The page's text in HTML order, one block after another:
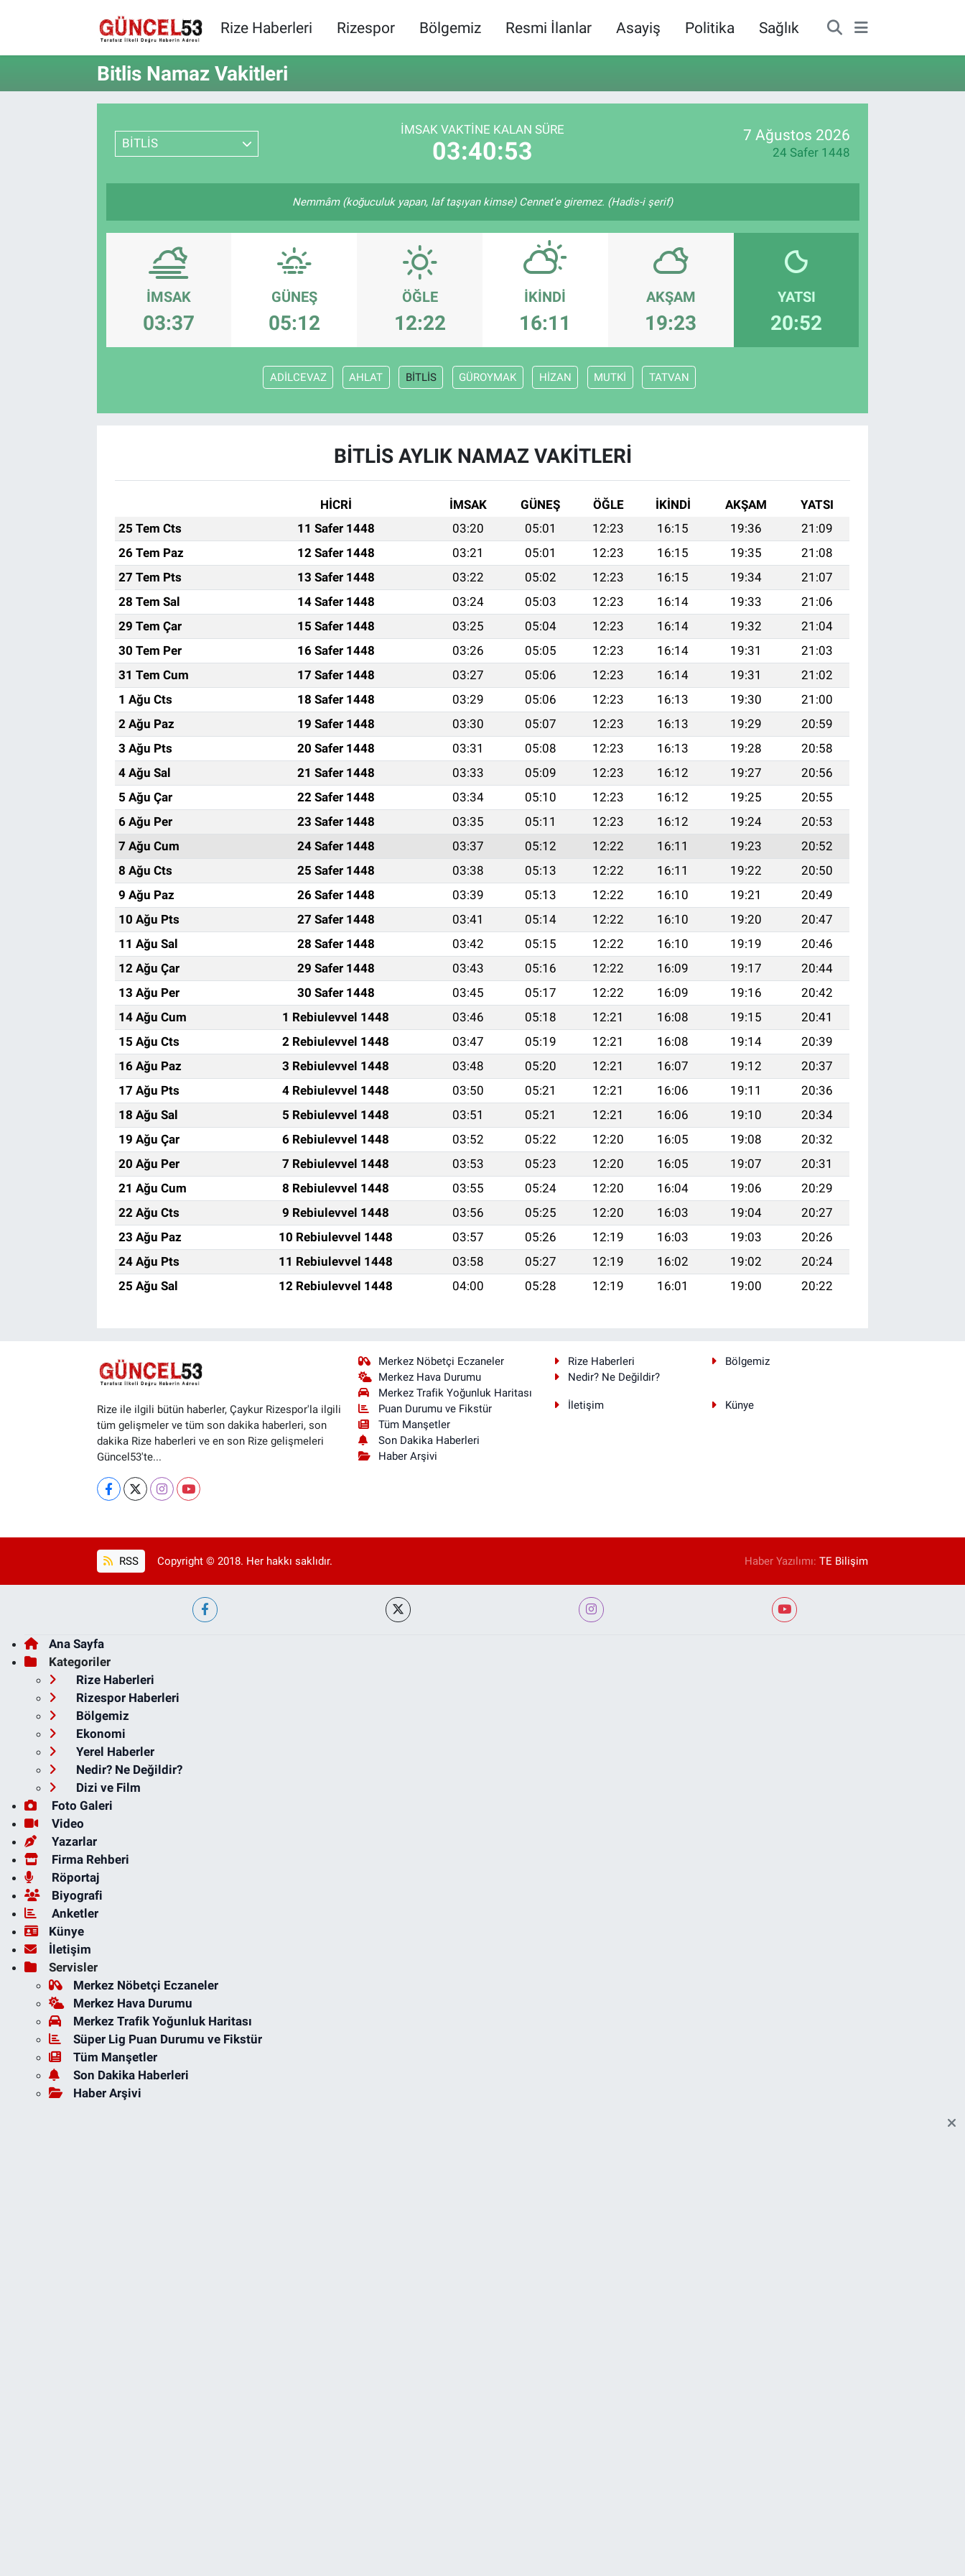
Rize Haberleri Rizespor Bölgemiz Resmi İlanlar Asayiş Politika Sağlık
Bitlis Namaz Vakitleri
BİTLİS
İMSAK VAKTINE KALAN SÜRE
03:40:53
7 Ağustos 2026
24 Safer 1448
Nemmâm (koğuculuk yapan, laf taşıyan kimse) Cennet'e giremez. (Hadis-i şerif)
İMSAK
03:37
GÜNEŞ
05:12
ÖĞLE
12:22
İKINDI
16:11
AKŞAM
19:23
YATSI
20:52
ADİLCEVAZ AHLAT BİTLİS GÜROYMAK HİZAN MUTKİ TATVAN
BİTLİS AYLIK NAMAZ VAKITLERI
HİCRİ İMSAK GÜNEŞ ÖĞLE İKINDI AKŞAM
YATSI
25 Tem Cts
11 Safer 1448 03:20 05:01 12:23 16:15 19:36
21:09
26 Tem Paz
12 Safer 1448 03:21 05:01 12:23 16:15 19:35
21:08
27 Tem Pts
13 Safer 1448 03:22 05:02 12:23 16:15 19:34
21:07
28 Tem Sal
14 Safer 1448 03:24 05:03 12:23 16:14 19:33
21:06
29 Tem Çar
15 Safer 1448 03:25 05:04 12:23 16:14 19:32
21:04
30 Tem Per
16 Safer 1448 03:26 05:05 12:23 16:14 19:31
21:03
31 Tem Cum
17 Safer 1448 03:27 05:06 12:23 16:14 19:31
21:02
1 Ağu Cts
18 Safer 1448 03:29 05:06 12:23 16:13 19:30
21:00
2 Ağu Paz
19 Safer 1448 03:30 05:07 12:23 16:13 19:29
20:59
3 Ağu Pts
20 Safer 1448 03:31 05:08 12:23 16:13 19:28
20:58
4 Ağu Sal
21 Safer 1448 03:33 05:09 12:23 16:12 19:27
20:56
5 Ağu Çar
22 Safer 1448 03:34 05:10 12:23 16:12 19:25
20:55
6 Ağu Per
23 Safer 1448 03:35 05:11 12:23 16:12 19:24
20:53
7 Ağu Cum
24 Safer 1448 03:37 05:12 12:22 16:11 19:23
20:52
8 Ağu Cts
25 Safer 1448 03:38 05:13 12:22 16:11 19:22
20:50
9 Ağu Paz
26 Safer 1448 03:39 05:13 12:22 16:10 19:21
20:49
10 Ağu Pts
27 Safer 1448 03:41 05:14 12:22 16:10 19:20
20:47
11 Ağu Sal
28 Safer 1448 03:42 05:15 12:22 16:10 19:19
20:46
12 Ağu Çar
29 Safer 1448 03:43 05:16 12:22 16:09 19:17
20:44
13 Ağu Per
30 Safer 1448 03:45 05:17 12:22 16:09 19:16
20:42
14 Ağu Cum
1 Rebiulevvel 1448 03:46 05:18 12:21 16:08 19:15
20:41
15 Ağu Cts
2 Rebiulevvel 1448 03:47 05:19 12:21 16:08 19:14
20:39
16 Ağu Paz
3 Rebiulevvel 1448 03:48 05:20 12:21 16:07 19:12
20:37
17 Ağu Pts
4 Rebiulevvel 1448 03:50 05:21 12:21 16:06 19:11
20:36
18 Ağu Sal
5 Rebiulevvel 1448 03:51 05:21 12:21 16:06 19:10
20:34
19 Ağu Çar
6 Rebiulevvel 1448 03:52 05:22 12:20 16:05 19:08
20:32
20 Ağu Per
7 Rebiulevvel 1448 03:53 05:23 12:20 16:05 19:07
20:31
21 Ağu Cum
8 Rebiulevvel 1448 03:55 05:24 12:20 16:04 19:06
20:29
22 Ağu Cts
9 Rebiulevvel 1448 03:56 05:25 12:20 16:03 19:04
20:27
23 Ağu Paz
10 Rebiulevvel 1448 03:57 05:26 12:19 16:03 19:03
20:26
24 Ağu Pts
11 Rebiulevvel 1448 03:58 05:27 12:19 16:02 19:02
20:24
25 Ağu Sal
12 Rebiulevvel 1448 04:00 05:28 12:19 16:01 19:00 20:22
Rize ile ilgili bütün haberler, Çaykur Rizespor'la ilgili
tüm gelişmeler ve tüm son dakika haberleri, son
dakika Rize haberleri ve en son Rize gelişmeleri
Güncel53'te...
Merkez Nöbetçi Eczaneler
Merkez Hava Durumu
Merkez Trafik Yoğunluk Haritası
Puan Durumu ve Fikstür
Tüm Manşetler
Son Dakika Haberleri
Haber Arşivi
Rize Haberleri
Bölgemiz
Nedir? Ne Değildir?
İletişim Künye
RSS Copyright © 2018. Her hakkı saklıdır. Haber Yazılımı:TE Bilişim
Ana Sayfa
Kategoriler
Rize Haberleri
Rizespor Haberleri
Bölgemiz
Ekonomi
Yerel Haberler
Nedir? Ne Değildir?
Dizi ve Film
Foto Galeri
Video
Yazarlar
Firma Rehberi
Röportaj
Biyografi
Anketler
Künye
İletişim
Servisler
Merkez Nöbetçi Eczaneler
Merkez Hava Durumu
Merkez Trafik Yoğunluk Haritası
Süper Lig Puan Durumu ve Fikstür
Tüm Manşetler
Son Dakika Haberleri
Haber Arşivi